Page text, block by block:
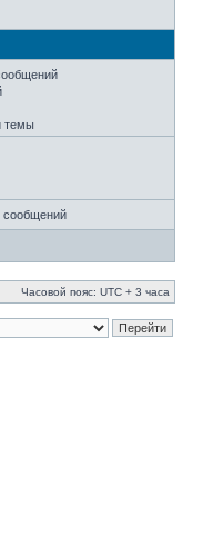
темы
сообщений
Часовой пояс: UTC + 3 часа